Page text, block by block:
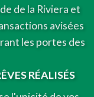
de la Riviera et
avisées
les portes des
RÉALISÉS